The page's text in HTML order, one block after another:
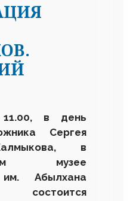
в день
Сергея
в
музее
Абылхана